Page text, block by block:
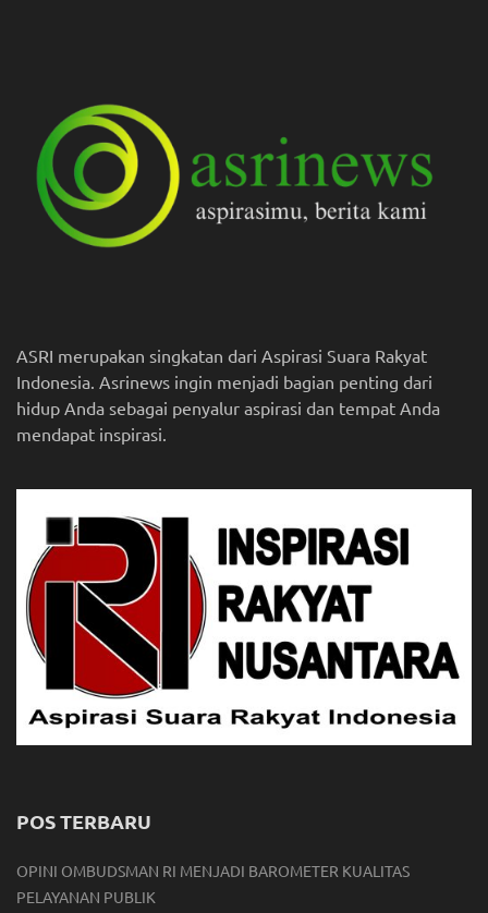
ASRI merupakan singkatan dari Aspirasi Suara Rakyat
Indonesia. Asrinews ingin menjadi bagian penting dari
hidup Anda sebagai penyalur aspirasi dan tempat Anda
mendapat inspirasi.
POS TERBARU
OPINI OMBUDSMAN RI MENJADI BAROMETER KUALITAS
PELAYANAN PUBLIK